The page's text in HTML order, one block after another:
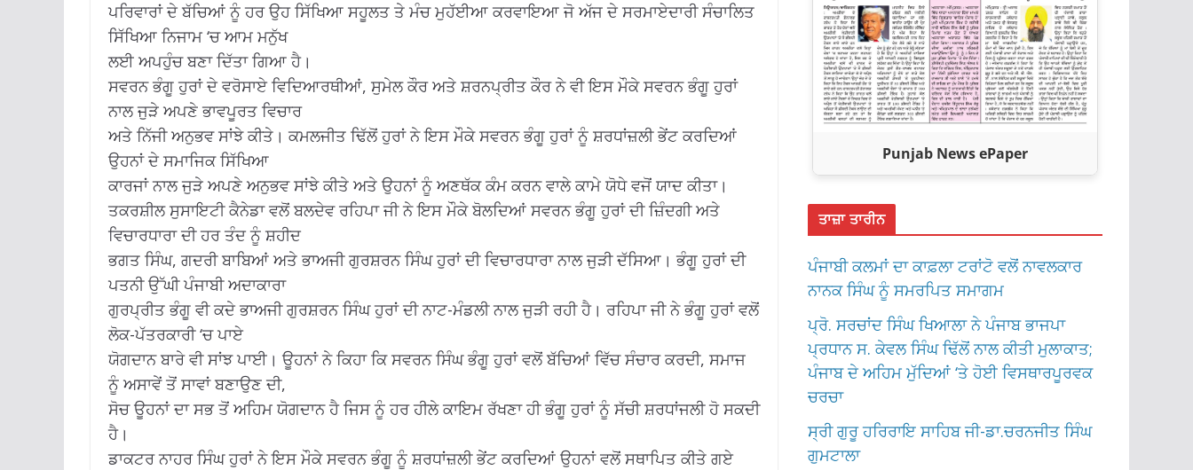
ਪਰਿਵਾਰਾਂ ਦੇ ਬੱਚਿਆਂ ਨੂੰ ਹਰ ਉਹ ਸਿੱਖਿਆ ਸਹੂਲਤ ਤੇ ਮੰਚ ਮੁਹੱਈਆ ਕਰਵਾਇਆ ਜੋ ਅੱਜ ਦੇ ਸਰਮਾਏਦਾਰੀ ਸੰਚਾਲਿਤ
ਸਿੱਖਿਆ ਨਿਜਾਮ ‘ਚ ਆਮ ਮਨੁੱਖ
ਲਈ ਅਪਹੁੰਚ ਬਣਾ ਦਿੱਤਾ ਗਿਆ ਹੈ।
ਸਵਰਨ ਭੰਗੂ ਹੁਰਾਂ ਦੇ ਵਰੋਸਾਏ ਵਿਦਿਆਰਥੀਆਂ, ਸੁਮੇਲ ਕੌਰ ਅਤੇ ਸ਼ਰਨਪ੍ਰੀਤ ਕੌਰ ਨੇ ਵੀ ਇਸ ਮੌਕੇ ਸਵਰਨ ਭੰਗੂ ਹੁਰਾਂ
ਨਾਲ ਜੁੜੇ ਅਪਣੇ ਭਾਵਪੂਰਤ ਵਿਚਾਰ
ਅਤੇ ਨਿੱਜੀ ਅਨੁਭਵ ਸਾਂਝੇ ਕੀਤੇ। ਕਮਲਜੀਤ ਢਿੱਲੋਂ ਹੁਰਾਂ ਨੇ ਇਸ ਮੌਕੇ ਸਵਰਨ ਭੰਗੂ ਹੁਰਾਂ ਨੂੰ ਸ਼ਰਧਾਂਜ਼ਲੀ ਭੇਂਟ ਕਰਦਿਆਂ
ਉਹਨਾਂ ਦੇ ਸਮਾਜਿਕ ਸਿੱਖਿਆ
ਕਾਰਜਾਂ ਨਾਲ ਜੁੜੇ ਅਪਣੇ ਅਨੁਭਵ ਸਾਂਝੇ ਕੀਤੇ ਅਤੇ ਉਹਨਾਂ ਨੂੰ ਅਣਥੱਕ ਕੰਮ ਕਰਨ ਵਾਲੇ ਕਾਮੇ ਯੋਧੇ ਵਜੋਂ ਯਾਦ ਕੀਤਾ।
ਤਕਰਸ਼ੀਲ ਸੁਸਾਇਟੀ ਕੈਨੇਡਾ ਵਲੋਂ ਬਲਦੇਵ ਰਹਿਪਾ ਜੀ ਨੇ ਇਸ ਮੌਕੇ ਬੋਲਦਿਆਂ ਸਵਰਨ ਭੰਗੂ ਹੁਰਾਂ ਦੀ ਜ਼ਿੰਦਗੀ ਅਤੇ
ਵਿਚਾਰਧਾਰਾ ਦੀ ਹਰ ਤੰਦ ਨੂੰ ਸ਼ਹੀਦ
ਭਗਤ ਸਿੰਘ, ਗਦਰੀ ਬਾਬਿਆਂ ਅਤੇ ਭਾਅਜੀ ਗੁਰਸ਼ਰਨ ਸਿੰਘ ਹੁਰਾਂ ਦੀ ਵਿਚਾਰਧਾਰਾ ਨਾਲ ਜੁੜੀ ਦੱਸਿਆ। ਭੰਗੂ ਹੁਰਾਂ ਦੀ
ਪਤਨੀ ਉੱਘੀ ਪੰਜਾਬੀ ਅਦਾਕਾਰਾ
ਗੁਰਪ੍ਰੀਤ ਭੰਗੂ ਵੀ ਕਦੇ ਭਾਅਜੀ ਗੁਰਸ਼ਰਨ ਸਿੰਘ ਹੁਰਾਂ ਦੀ ਨਾਟ-ਮੰਡਲੀ ਨਾਲ ਜੁੜੀ ਰਹੀ ਹੈ। ਰਹਿਪਾ ਜੀ ਨੇ ਭੰਗੂ ਹੁਰਾਂ ਵਲੋਂ
ਲੋਕ-ਪੱਤਰਕਾਰੀ ‘ਚ ਪਾਏ
ਯੋਗਦਾਨ ਬਾਰੇ ਵੀ ਸਾਂਝ ਪਾਈ। ਊਹਨਾਂ ਨੇ ਕਿਹਾ ਕਿ ਸਵਰਨ ਸਿੰਘ ਭੰਗੂ ਹੁਰਾਂ ਵਲੋਂ ਬੱਚਿਆਂ ਵਿੱਚ ਸੰਚਾਰ ਕਰਦੀ, ਸਮਾਜ
ਨੂੰ ਅਸਾਵੇਂ ਤੋਂ ਸਾਵਾਂ ਬਣਾਉਣ ਦੀ,
ਸੋਚ ਊਹਨਾਂ ਦਾ ਸਭ ਤੋਂ ਅਹਿਮ ਯੋਗਦਾਨ ਹੈ ਜਿਸ ਨੂੰ ਹਰ ਹੀਲੇ ਕਾਇਮ ਰੱਖਣਾ ਹੀ ਭੰਗੂ ਹੁਰਾਂ ਨੂੰ ਸੱਚੀ ਸ਼ਰਧਾਂਜਲੀ ਹੋ ਸਕਦੀ
ਹੈ।
ਡਾਕਟਰ ਨਾਹਰ ਸਿੰਘ ਹੁਰਾਂ ਨੇ ਇਸ ਮੌਕੇ ਸਵਰਨ ਭੰਗੂ ਨੂੰ ਸ਼ਰਧਾਂਜ਼ਲੀ ਭੇਂਟ ਕਰਦਿਆਂ ਉਹਨਾਂ ਵਲੋਂ ਸਥਾਪਿਤ ਕੀਤੇ ਗਏ
Punjab News ePaper
ਤਾਜ਼ਾ ਤਾਰੀਨ
ਪੰਜਾਬੀ ਕਲਮਾਂ ਦਾ ਕਾਫ਼ਲਾ ਟਰਾਂਟੋ ਵਲੋਂ ਨਾਵਲਕਾਰ
ਨਾਨਕ ਸਿੰਘ ਨੂੰ ਸਮਰਪਿਤ ਸਮਾਗਮ
ਪ੍ਰੋ. ਸਰਚਾਂਦ ਸਿੰਘ ਖਿਆਲਾ ਨੇ ਪੰਜਾਬ ਭਾਜਪਾ
ਪ੍ਰਧਾਨ ਸ. ਕੇਵਲ ਸਿੰਘ ਢਿੱਲੋਂ ਨਾਲ ਕੀਤੀ ਮੁਲਾਕਾਤ;
ਪੰਜਾਬ ਦੇ ਅਹਿਮ ਮੁੱਦਿਆਂ ‘ਤੇ ਹੋਈ ਵਿਸਥਾਰਪੂਰਵਕ
ਚਰਚਾ
ਸ੍ਰੀ ਗੁਰੂ ਹਰਿਰਾਇ ਸਾਹਿਬ ਜੀ-ਡਾ.ਚਰਨਜੀਤ ਸਿੰਘ
ਗੁਮਟਾਲਾ